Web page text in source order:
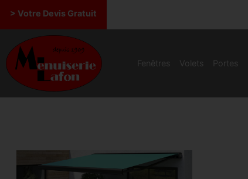
principal
> Votre Devis Gratuit
Fenêtres Volets Portes